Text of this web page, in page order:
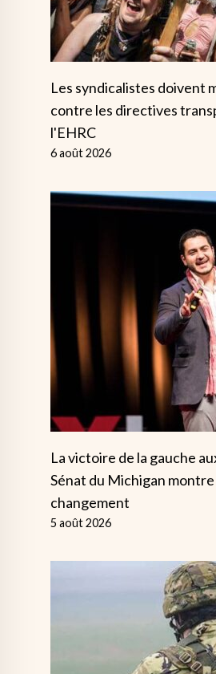
Les syndicalistes doivent
contre les directives
l'EHRC
6 août 2026
La victoire de la gauche
Sénat du Michigan
changement
5 août 2026